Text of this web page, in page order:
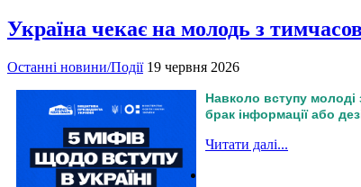
Україна чекає на молодь з
Останні новини/Події 19 червня 2026
Навколо вступу молоді
брак інформації або
Читати далі...